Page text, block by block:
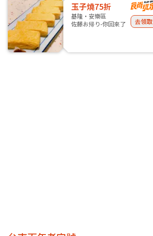
玉子燒75折
基隆・安樂區
佐藤お帰り-你回來了
去領取